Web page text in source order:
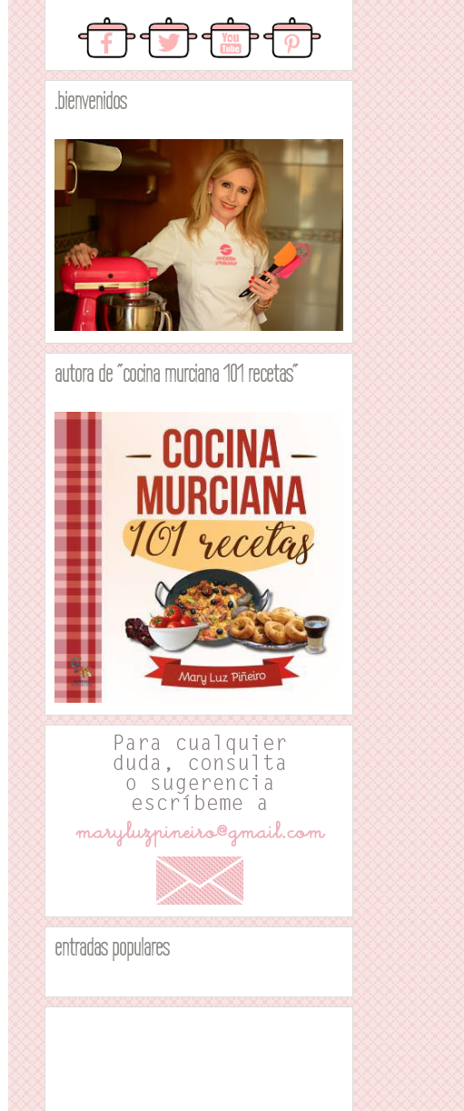
.bienvenidos
autora de "cocina murciana 101 recetas"
entradas populares